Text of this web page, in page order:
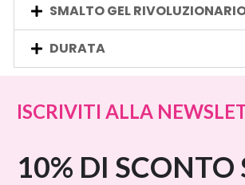
SMALTO GEL
DURATA
ISCRIVITI ALLA
10% DI